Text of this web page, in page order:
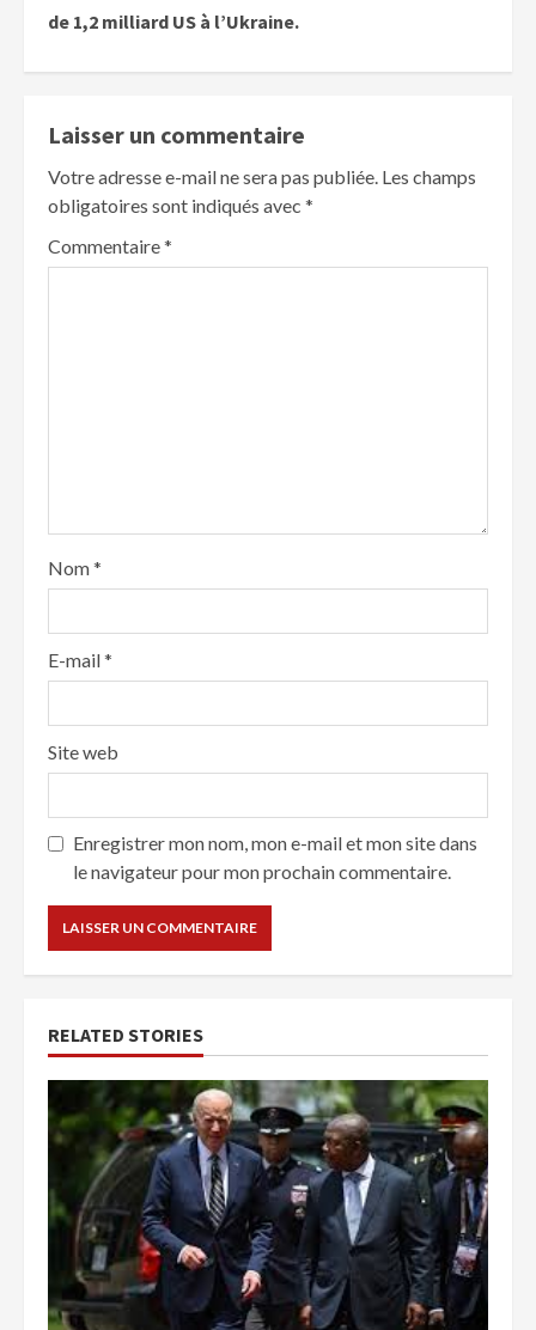
de 1,2 milliard US à l’Ukraine.
Laisser un commentaire
Votre adresse e-mail ne sera pas publiée. Les champs
obligatoires sont indiqués avec *
Commentaire*
Nom*
E-mail*
Site web
Enregistrer mon nom, mon e-mail et mon site dans
le navigateur pour mon prochain commentaire.
RELATED STORIES